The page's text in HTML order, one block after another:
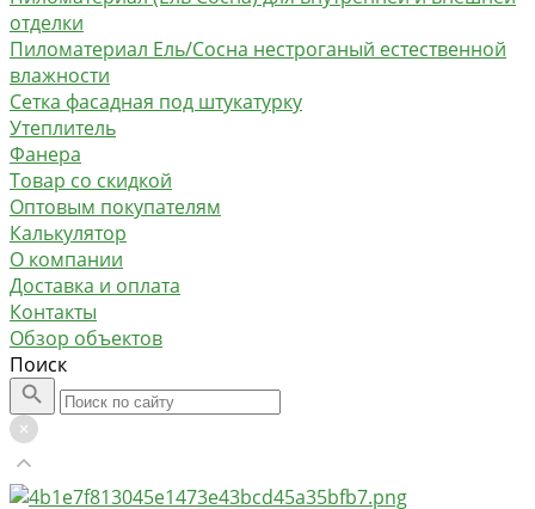
отделки
Пиломатериал Ель/Сосна нестроганый естественной
влажности
Сетка фасадная под штукатурку
Утеплитель
Фанера
Товар со скидкой
Оптовым покупателям
Калькулятор
О компании
Доставка и оплата
Контакты
Обзор объектов
Поиск